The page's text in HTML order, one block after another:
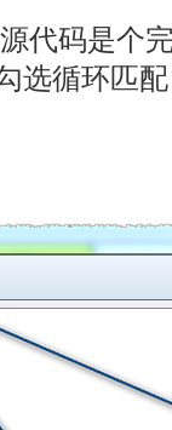
代码是个
选循环匹